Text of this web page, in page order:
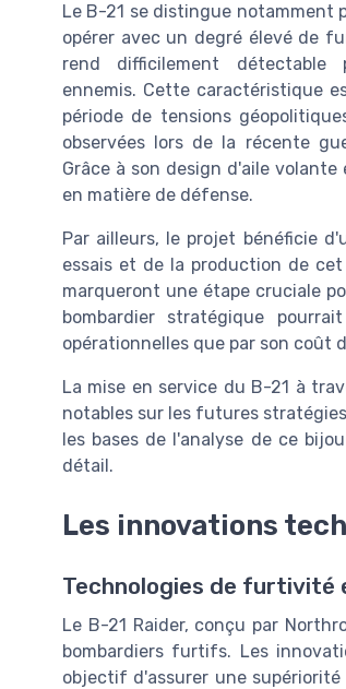
Le B-21 se distingue notamment
opérer avec un degré élevé de
rend difficilement détectable
ennemis. Cette caractéristique
période de tensions
observées lors de la récente
Grâce à son design d'aile
en matière de défense.
Par ailleurs, le projet bénéficie
essais et de la production de
marqueront une étape cruciale
bombardier stratégique
opérationnelles que par son coût
La mise en service du B-21 à
notables sur les futures
les bases de l'analyse de ce
détail.
Les innovations
Technologies de furtivité
Le B-21 Raider, conçu par
bombardiers furtifs. Les
objectif d'assurer une